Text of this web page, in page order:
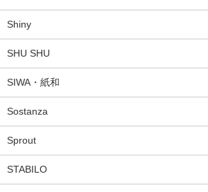
Shiny
SHU SHU
SIWA・紙和
Sostanza
Sprout
STABILO